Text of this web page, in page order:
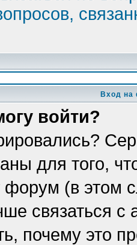
Вход на
войти?
для того,
форум (в этом
связаться
почему это